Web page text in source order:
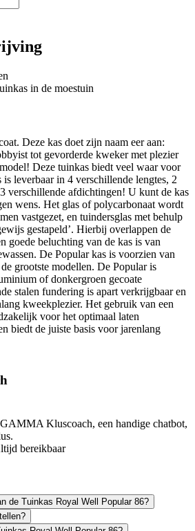
in de moestuin
Deze kas doet zijn naam eer aan:
tot gevorderde kweker met plezier
Deze tuinkas biedt veel waar voor
leverbaar in 4 verschillende lengtes, 2
verschillende afdichtingen! U kunt de kas
wens. Het glas of polycarbonaat wordt
vastgezet, en tuindersglas met behulp
gestapeld’. Hierbij overlappen de
goede beluchting van de kas is van
De Popular kas is voorzien van
grootste modellen. De Popular is
of donkergroen gecoate
stalen fundering is apart verkrijgbaar en
kweekplezier. Het gebruik van een
voor het optimaal laten
biedt de juiste basis voor jarenlang
Kluscoach, een handige chatbot,
bereikbaar
de Tuinkas Royal Well Popular 86?